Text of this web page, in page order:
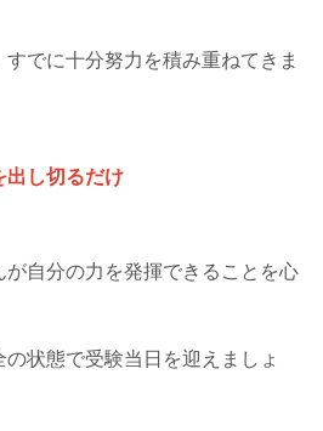
でに十分努力を積み重ねてきま
出し切るだけ
自分の力を発揮できることを心
状態で受験当日を迎えましょ